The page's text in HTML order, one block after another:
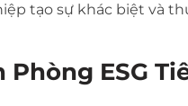
tạo sự khác biệt và
Phòng ESG